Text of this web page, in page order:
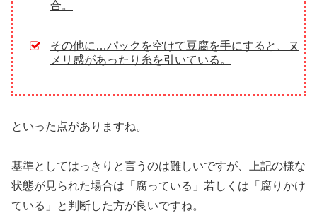
合。
その他に…パックを空けて豆腐を手にすると、ヌ
メリ感があったり糸を引いている。
といった点がありますね。
基準としてはっきりと言うのは難しいですが、上記の様な
状態が見られた場合は「腐っている」若しくは「腐りかけ
ている」と判断した方が良いですね。